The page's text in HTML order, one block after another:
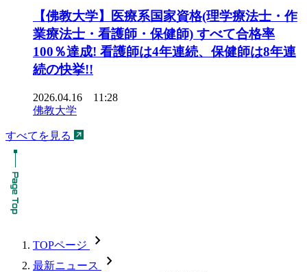
【佛教大学】医療系国家資格(理学療法士・作
業療法士・看護師・保健師) すべて合格率
100％達成! 看護師は4年連続、保健師は8年連
続の快挙!!
2026.04.16 11:28
佛教大学
すべてを見る
TOPページ chevron_forward
最新ニュース chevron_forward